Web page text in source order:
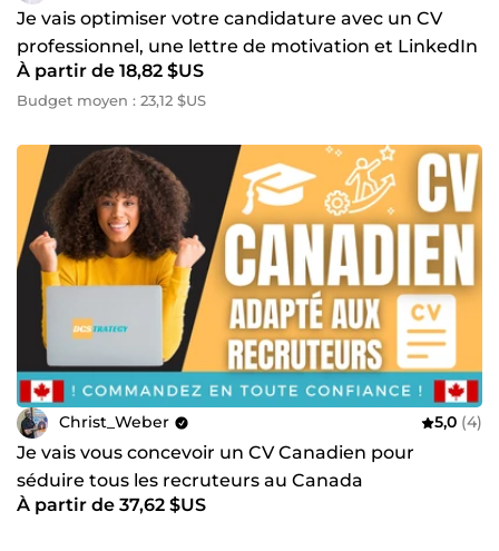
Je vais optimiser votre candidature avec un CV
professionnel, une lettre de motivation et LinkedIn
À partir de 18,82 $US
Budget moyen : 23,12 $US
Christ_Weber 5,0 (4)
Je vais vous concevoir un CV Canadien pour
séduire tous les recruteurs au Canada
À partir de 37,62 $US